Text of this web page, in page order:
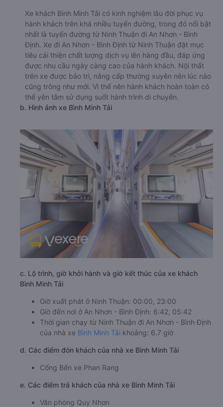
🚌 4. Xe Bình Minh Tải khởi hành tại 23 Thống Nhất
a. Giới thiệu xe Bình Minh Tải
Xe khách Bình Minh Tải có kinh nghiệm lâu đời phục vụ
hành khách trên khá nhiều tuyến đường, trong đó nổi bật
nhất là tuyến đường từ Ninh Thuận đi An Nhơn - Bình
Định. Xe đi An Nhơn - Bình Định từ Ninh Thuận đặt mục
tiêu cải thiện chất lượng dịch vụ lên hàng đầu, đáp ứng
được nhu cầu ngày càng cao của hành khách. Nội thất
trên xe được bảo trì, nâng cấp thường xuyên nên lúc nào
thể yên tâm sử dụng suốt hành trình di chuyển.
b. Hình ảnh xe Bình Minh Tải
c. Lộ trình, giờ khởi hành và giờ kết thúc của xe khách
Bình Minh Tải
Giờ xuất phát ở Ninh Thuận: 00:00, 23:00
Giờ đến nơi ở An Nhơn - Bình Định: 6:42, 05:42
của nhà xeBình Minh Tải
d. Các điểm đón khách của nhà xe Bình Minh Tải
Cổng Bến xe Phan Rang